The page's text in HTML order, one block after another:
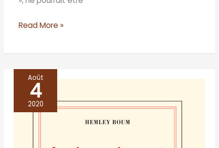
Read More »
Août
4
2020
jours